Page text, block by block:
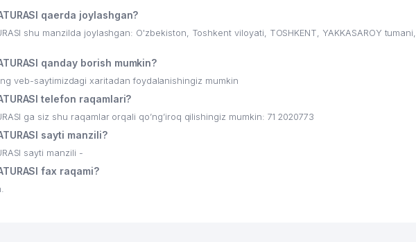
MARKAZI MChJ
qaerda joylashgan?
shu manzilda joylashgan: O'zbekiston, Toshkent viloyati, TOSHKENT, YAKKASAROY
qanday borish mumkin?
veb-saytimizdagi xaritadan foydalanishingiz mumkin
telefon raqamlari?
ga siz shu raqamlar orqali qo’ng’iroq qilishingiz mumkin: 71 2020773
sayti manzili?
sayti manzili -
fax raqami?